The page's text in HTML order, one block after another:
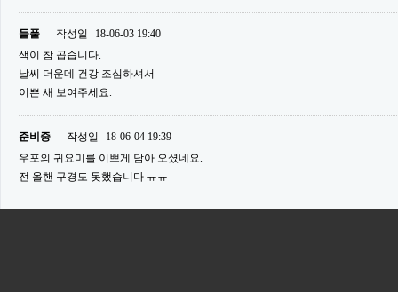
들풀 작성일
18-06-03 19:40
색이 참 곱습니다.
날씨 더운데 건강 조심하셔서
이쁜 새 보여주세요.
준비중 작성일
18-06-04 19:39
우포의 귀요미를 이쁘게 담아 오셨네요.
전 올핸 구경도 못했습니다 ㅠㅠ